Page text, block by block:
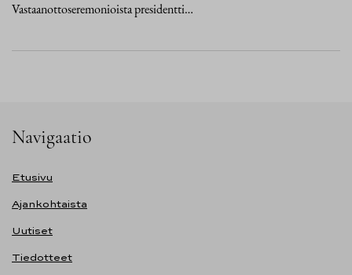
Vastaanottoseremonioista presidentti…
Navigaatio
Etusivu
Ajankohtaista
Uutiset
Tiedotteet